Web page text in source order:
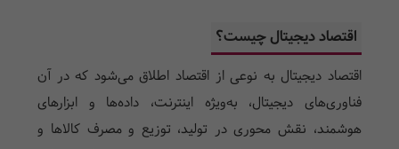
اقتصاد دیجیتال چیست؟
اقتصاد دیجیتال به نوعی از اقتصاد اطلاق می‌شود که در آن
فناوری‌های دیجیتال، به‌ویژه اینترنت، داده‌ها و ابزارهای
هوشمند، نقش محوری در تولید، توزیع و مصرف کالاها و